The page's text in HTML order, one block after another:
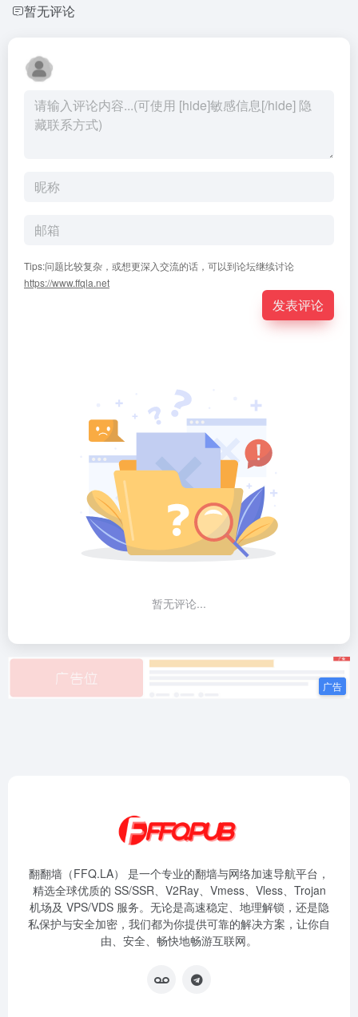
暂无评论
Tips:问题比较复杂，或想更深入交流的话，可以到论坛继续讨论
https://www.ffqla.net
发表评论
暂无评论...
翻翻墙（FFQ.LA） 是一个专业的翻墙与网络加速导航平台，
精选全球优质的 SS/SSR、V2Ray、Vmess、Vless、Trojan
机场及 VPS/VDS 服务。无论是高速稳定、地理解锁，还是隐
私保护与安全加密，我们都为你提供可靠的解决方案，让你自
由、安全、畅快地畅游互联网。